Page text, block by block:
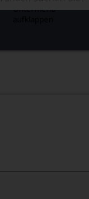
Untermenü